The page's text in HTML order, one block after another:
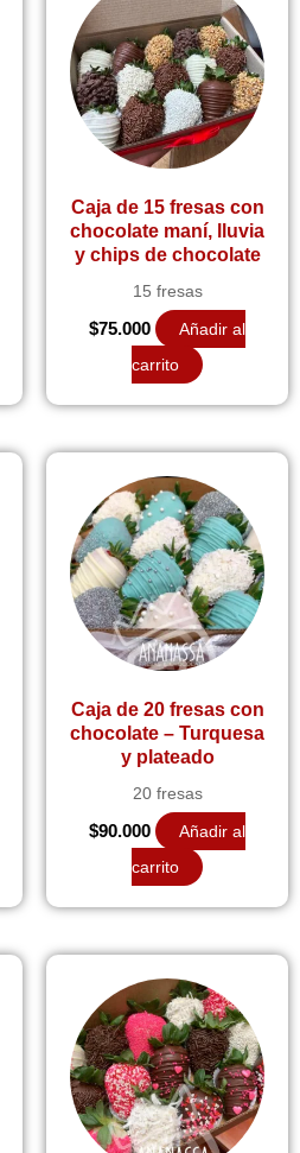
Caja de 15 fresas con
chocolate maní, lluvia
y chips de chocolate
15 fresas
$75.000
Añadir al
carrito
Caja de 20 fresas con
chocolate – Turquesa
y plateado
20 fresas
$90.000
Añadir al
carrito